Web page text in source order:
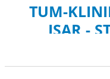
TUM-
ISAR -